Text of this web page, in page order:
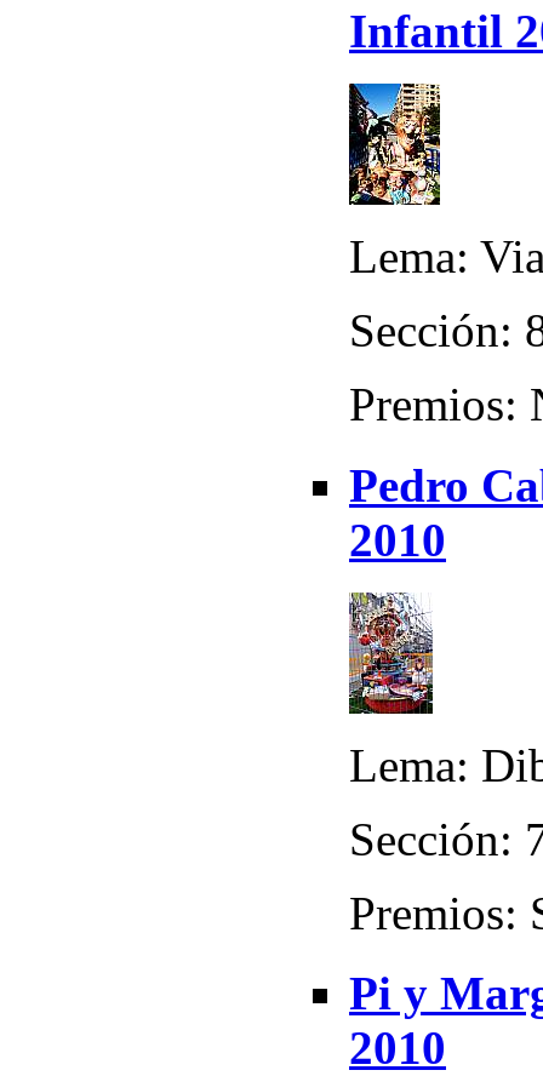
Infantil
Lema:
Sección:
Premios:
Pedro
2010
Lema:
Sección:
Premios:
Pi y
2010